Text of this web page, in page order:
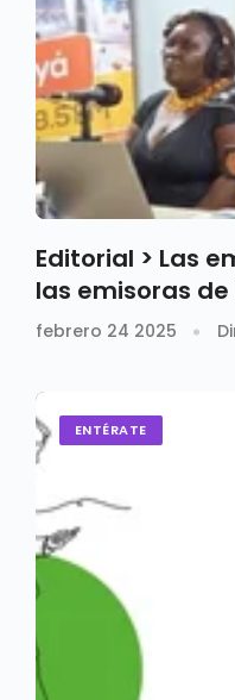
Editorial > Las
las emisoras
febrero 24 2025
ENTÉRATE